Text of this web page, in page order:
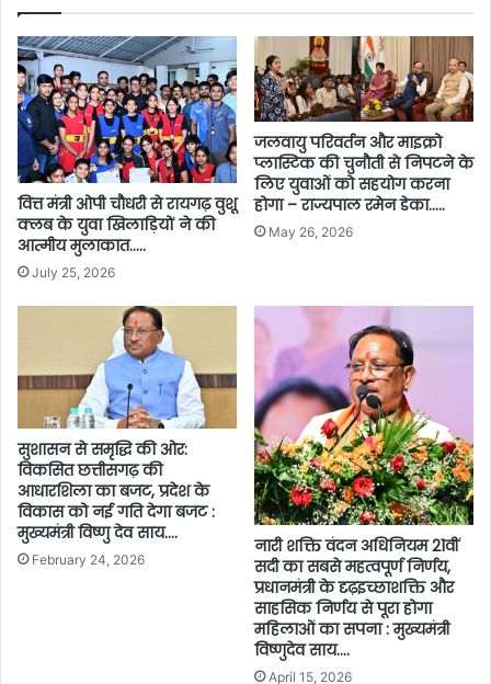
वित्त मंत्री ओपी चौधरी से रायगढ़ वुशू
क्लब के युवा खिलाड़ियों ने की
आत्मीय मुलाकात…..
July 25, 2026
जलवायु परिवर्तन और माइक्रो
प्लास्टिक की चुनौती से निपटने के
लिए युवाओं को सहयोग करना
होगा – राज्यपाल रमेन डेका…..
May 26, 2026
सुशासन से समृद्धि की ओर:
विकसित छत्तीसगढ़ की
आधारशिला का बजट, प्रदेश के
विकास को नई गति देगा बजट :
मुख्यमंत्री विष्णु देव साय….
February 24, 2026
नारी शक्ति वंदन अधिनियम 21वीं
सदी का सबसे महत्वपूर्ण निर्णय,
प्रधानमंत्री के दृढ़इच्छाशक्ति और
साहसिक निर्णय से पूरा होगा
महिलाओं का सपना : मुख्यमंत्री
विष्णुदेव साय….
April 15, 2026